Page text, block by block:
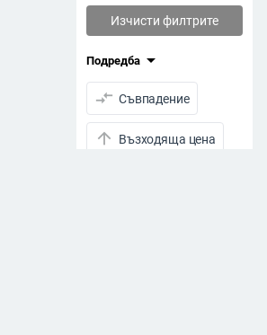
Изчисти филтрите
Подредба arrow_drop_down
compare_arrows Съвпадение
arrow_upward Възходяща цена